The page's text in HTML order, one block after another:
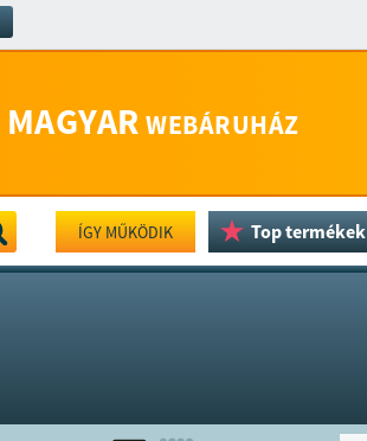
MAGYAR WEBÁRUHÁZ
ÍGY MŰKÖDIK Top termékek